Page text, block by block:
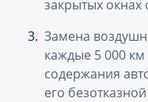
закрытых окнах
Замена
каждые 5 000 км
содержания
его